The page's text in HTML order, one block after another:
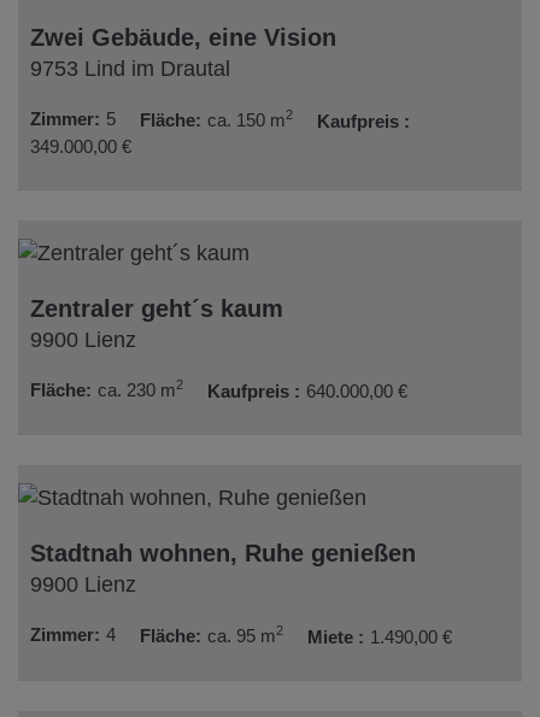
Zwei Gebäude, eine Vision
9753 Lind im Drautal
Zimmer 5 Fläche ca. 150 m2
Kaufpreis
349.000,00 €
Zentraler geht´s kaum
9900 Lienz
Fläche ca. 230 m2 Kaufpreis 640.000,00 €
Stadtnah wohnen, Ruhe genießen
9900 Lienz
Zimmer 4 Fläche ca. 95 m2 Miete 1.490,00 €